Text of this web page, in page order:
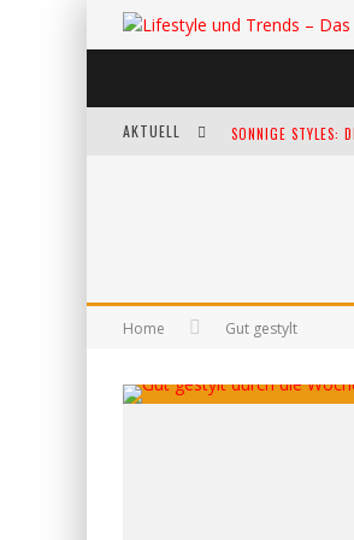
AKTUELL SONNIGE STYLES:
Home Gut gestylt